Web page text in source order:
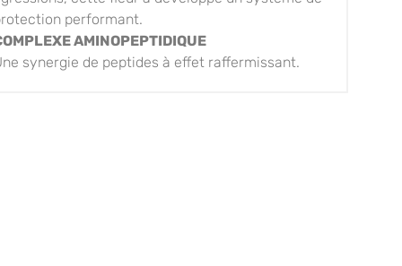
performant.
AMINOPEPTIDIQUE
synergie de peptides à effet raffermissant.